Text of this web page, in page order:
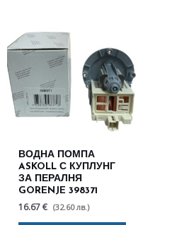
ВОДНА ПОМПА
ASKOLL С КУПЛУНГ
ЗА ПЕРАЛНЯ
GORENJE 398371
16.67 € (32.60 лв.)